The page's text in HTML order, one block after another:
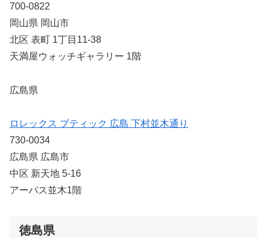
700-0822
岡山県 岡山市
北区 表町 1丁目11-38
天満屋ウォッチギャラリー 1階
広島県
ロレックス ブティック 広島 下村並木通り
730-0034
広島県 広島市
中区 新天地 5-16
アーバス並木1階
徳島県